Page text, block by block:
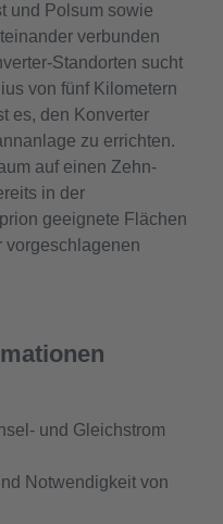
und Polsum sowie
verbunden
Standorten sucht
von fünf Kilometern
es, den Konverter
zu errichten.
auf einen Zehn-
in der
geeignete Flächen
vorgeschlagenen
und Gleichstrom
Notwendigkeit von